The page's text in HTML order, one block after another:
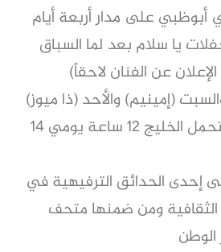
يا سلام بعد لما السباق
عن الفنان لاحقاً)
الدخول إلى سباق التحمل الخليج 12 ساعة يومي 14
إحدى الحدائق الترفيهية في
الثقافية ومن ضمنها متحف